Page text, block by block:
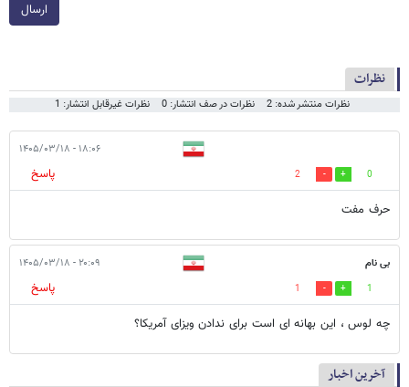
ارسال
نظرات
نظرات منتشر شده: 2 نظرات در صف انتشار: 0 نظرات غیرقابل انتشار: 1
۱۸:۰۶ - ۱۴۰۵/۰۳/۱۸
0
2
پاسخ
حرف مفت
بی نام ۲۰:۰۹ - ۱۴۰۵/۰۳/۱۸
1
1
پاسخ
چه لوس ، این بهانه ای است برای ندادن ویزای آمریکا؟
آخرین اخبار